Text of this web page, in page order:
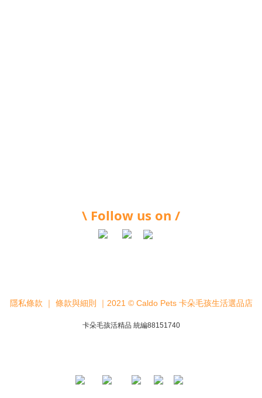
\ Follow us on /
隱私條款 ｜ 條款與細則 ｜2021 © Caldo Pets 卡朵毛孩生活選品店
卡朵毛孩活精品 統編88151740